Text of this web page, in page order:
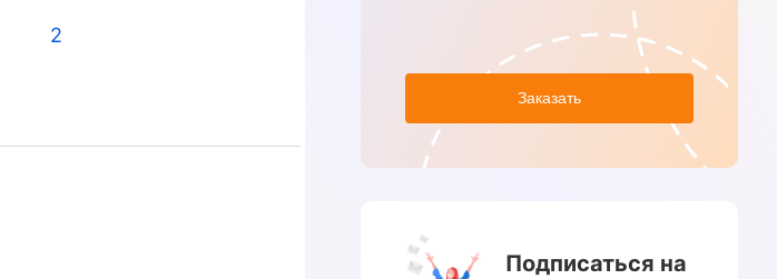
2
Заказать
Подписаться на